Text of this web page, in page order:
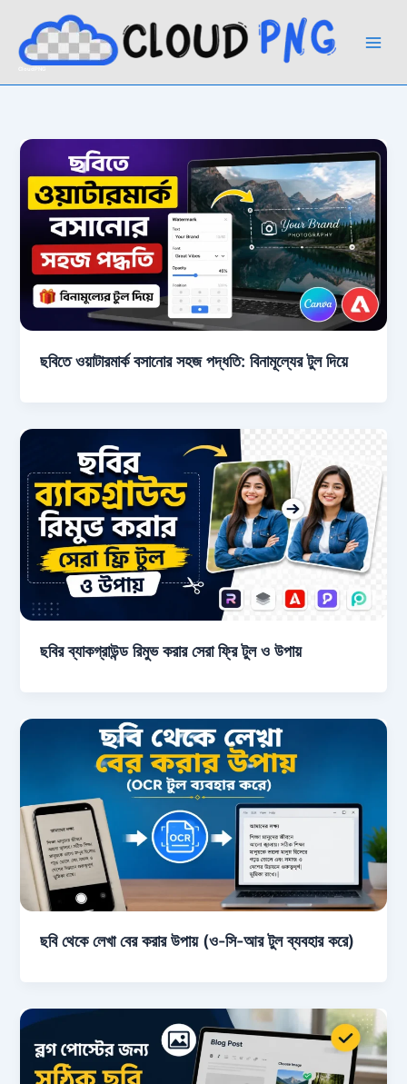
content
ছবিতে ওয়াটারমার্ক বসানোর সহজ পদ্ধতি: বিনামূল্যের টুল দিয়ে
ছবির ব্যাকগ্রাউন্ড রিমুভ করার সেরা ফ্রি টুল ও উপায়
ছবি থেকে লেখা বের করার উপায় (ও-সি-আর টুল ব্যবহার করে)